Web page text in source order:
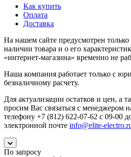
Как купить
Оплата
Доставка
На нашем сайте предусмотрен
наличии товара и о его
«интернет-магазина» временно не
Наша компания работает только с
безналичному расчету.
Для актуализации остатков и цен, а
просим Вас связаться с менеджером
телефону +7 (812) 622-07-62 с 09-00
электронной почте info@elite-
По запросу